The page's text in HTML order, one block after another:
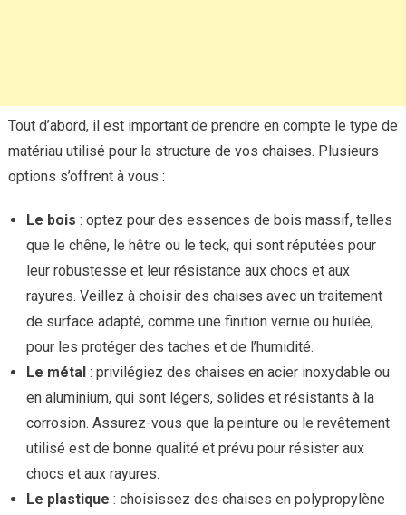
Tout d’abord, il est important de prendre en compte le type de
matériau utilisé pour la structure de vos chaises. Plusieurs
options s’offrent à vous :
Le bois : optez pour des essences de bois massif, telles
que le chêne, le hêtre ou le teck, qui sont réputées pour
leur robustesse et leur résistance aux chocs et aux
rayures. Veillez à choisir des chaises avec un traitement
de surface adapté, comme une finition vernie ou huilée,
pour les protéger des taches et de l’humidité.
Le métal : privilégiez des chaises en acier inoxydable ou
en aluminium, qui sont légers, solides et résistants à la
corrosion. Assurez-vous que la peinture ou le revêtement
utilisé est de bonne qualité et prévu pour résister aux
chocs et aux rayures.
Le plastique : choisissez des chaises en polypropylène